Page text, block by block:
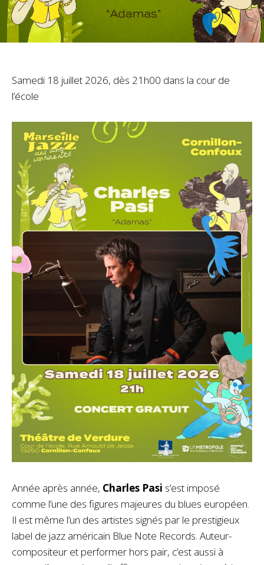
Samedi 18 juillet 2026, dès 21h00 dans la cour de
l’école
Année après année, Charles Pasi s’est imposé
comme l’une des figures majeures du blues européen.
Il est même l’un des artistes signés par le prestigieux
label de jazz américain Blue Note Records. Auteur-
compositeur et performer hors pair, c’est aussi à